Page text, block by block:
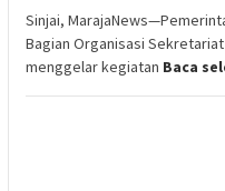
Sinjai,
Bagian Organisasi
menggelar kegiatan Baca